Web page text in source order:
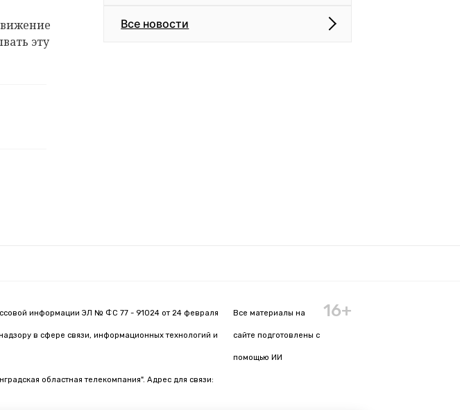
эту
Все новости
информации ЭЛ № ФС 77 - 91024 от 24 февраля
в сфере связи, информационных технологий и
областная телекомпания". Адрес для связи:
Все материалы на
сайте подготовлены с
помощью ИИ
16+